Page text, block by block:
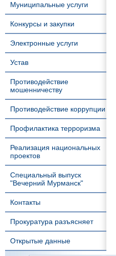
Муниципальные услуги
Конкурсы и закупки
Электронные услуги
Устав
Противодействие
мошенничеству
Противодействие коррупции
Профилактика терроризма
Реализация национальных
проектов
Специальный выпуск
"Вечерний Мурманск"
Контакты
Прокуратура разъясняет
Открытые данные